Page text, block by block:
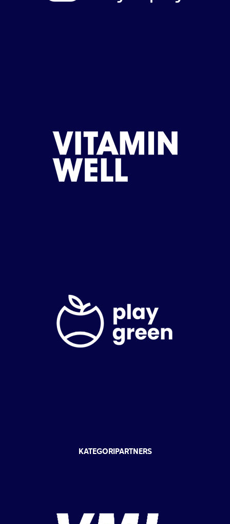
KATEGORIPARTNERS